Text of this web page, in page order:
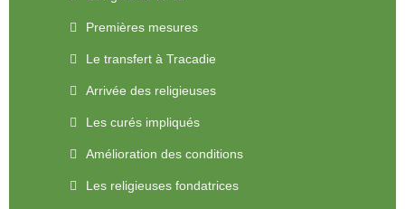
Premières mesures
Le transfert à Tracadie
Arrivée des religieuses
Les curés impliqués
Amélioration des conditions
Les religieuses fondatrices